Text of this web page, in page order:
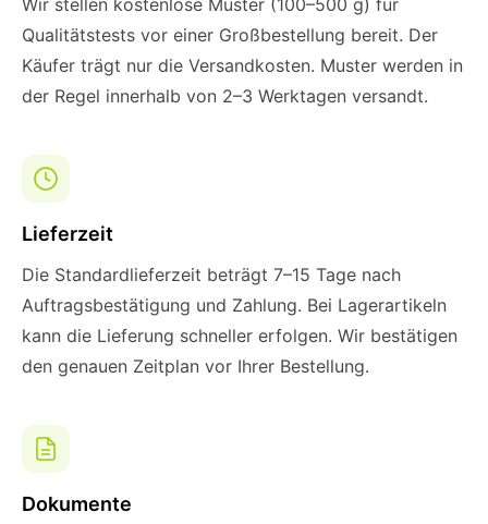
Wir stellen kostenlose Muster (100–500 g) für
Qualitätstests vor einer Großbestellung bereit. Der
Käufer trägt nur die Versandkosten. Muster werden in
der Regel innerhalb von 2–3 Werktagen versandt.
Lieferzeit
Die Standardlieferzeit beträgt 7–15 Tage nach
Auftragsbestätigung und Zahlung. Bei Lagerartikeln
kann die Lieferung schneller erfolgen. Wir bestätigen
den genauen Zeitplan vor Ihrer Bestellung.
Dokumente